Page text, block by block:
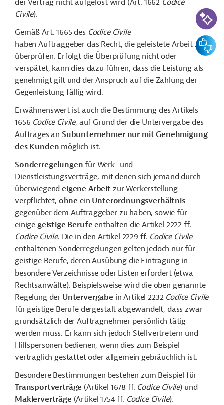
der Vertrag nicht aufgelöst wird (Art. 1662 Codice
Civile).
Gemäß Art. 1665 des Codice Civile
haben Auftraggeber das Recht, die geleistete Arbeit zu
überprüfen. Erfolgt die Überprüfung nicht oder
verspätet, kann dies dazu führen, dass die Leistung als
genehmigt gilt und der Anspruch auf die Zahlung der
Gegenleistung fällig wird.
Erwähnenswert ist auch die Bestimmung des Artikels
1656 Codice Civile, auf Grund der die Untervergabe des
Auftrages an Subunternehmer nur mit Genehmigung
des Kunden möglich ist.
Sonderregelungen für Werk- und
Dienstleistungsverträge, mit denen sich jemand durch
überwiegendeigene Arbeit zur Werkerstellung
verpflichtet, ohne ein Unterordnungsverhältnis
gegenüber dem Auftraggeber zu haben, sowie für
einige geistige Berufe enthalten die Artikel 2222 ff.
Codice Civile. Die in den Artikel 2229 ff. Codice Civile
enthaltenen Sonderregelungen gelten jedoch nur für
geistige Berufe, deren Ausübung die Eintragung in
besondere Verzeichnisse oder Listen erfordert (etwa
Rechtsanwälte). Beispielsweise wird die oben genannte
Regelung der Untervergabe in Artikel 2232 Codice Civile
für geistige Berufe dergestalt abgewandelt, dass zwar
grundsätzlich der Auftragnehmer persönlich tätig
werden muss. Er kann sich jedoch Stellvertretern und
Hilfspersonen bedienen, wenn dies zum Beispiel
vertraglich gestattet oder allgemein gebräuchlich ist.
Besondere Bestimmungen bestehen zum Beispiel für
Transportverträge (Artikel 1678 ff. Codice Civile) und
Maklerverträge (Artikel 1754 ff. Codice Civile).
KI-